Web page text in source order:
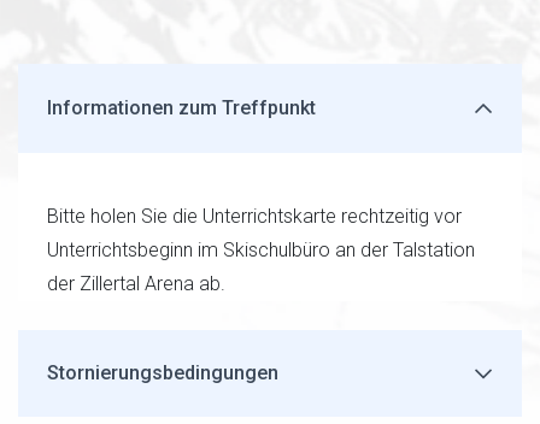
Informationen zum Treffpunkt
Bitte holen Sie die Unterrichtskarte rechtzeitig vor
Unterrichtsbeginn im Skischulbüro an der Talstation
der Zillertal Arena ab.
Stornierungsbedingungen